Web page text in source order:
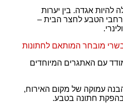
להיות אגדה. בין יערות
הטבע לחצר הבית –
מובחר המותאם לחתונות
עם האתגרים המיוחדים
עמוקה של מקום האירוח,
חתונה בטבע.